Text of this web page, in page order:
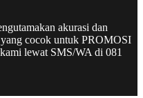
akurasi dan
cocok untuk PROMOSI
lewat SMS/WA di 081